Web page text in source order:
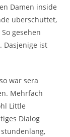
Damen inside
uberschuttet,
gesehen
Dasjenige ist
war sera
Mehrfach
Little
Dialog